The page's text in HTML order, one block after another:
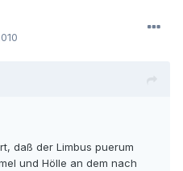
daß der Limbus puerum
und Hölle an dem nach